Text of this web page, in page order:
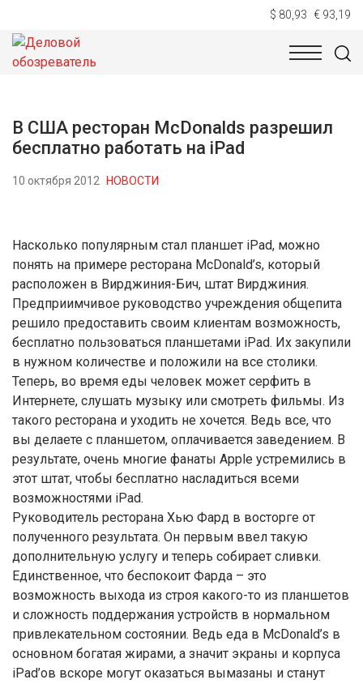
$ 80,93 € 93,19
НОВОСТИ
В США ресторан McDonalds разрешил
бесплатно работать на iPad
10 октября 2012 НОВОСТИ
Насколько популярным стал планшет iPad, можно
понять на примере ресторана McDonald’s, который
расположен в Вирджиния-Бич, штат Вирджиния.
Предприимчивое руководство учреждения общепита
решило предоставить своим клиентам возможность,
бесплатно пользоваться планшетами iPad. Их закупили
в нужном количестве и положили на все столики.
Теперь, во время еды человек может серфить в
Интернете, слушать музыку или смотреть фильмы. Из
такого ресторана и уходить не хочется. Ведь все, что
вы делаете с планшетом, оплачивается заведением. В
результате, очень многие фанаты Apple устремились в
этот штат, чтобы бесплатно насладиться всеми
возможностями iPad.
Руководитель ресторана Хью Фард в восторге от
полученного результата. Он первым ввел такую
дополнительную услугу и теперь собирает сливки.
Единственное, что беспокоит Фарда – это
возможность выхода из строя какого-то из планшетов
и сложность поддержания устройств в нормальном
привлекательном состоянии. Ведь еда в McDonald’s в
основном богатая жирами, а значит экраны и корпуса
iPad’ов вскоре могут оказаться вымазаны и станут